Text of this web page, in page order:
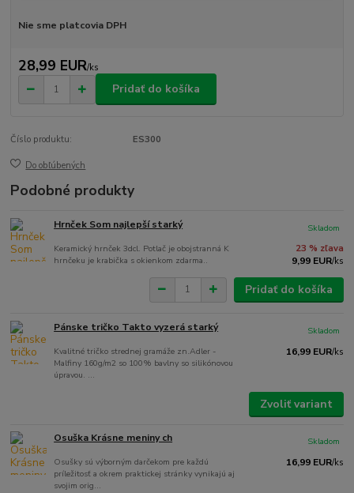
Nie sme platcovia DPH
28,99 EUR/ks
Pridať do košíka
Číslo produktu: ES300
Do obľúbených
Podobné produkty
Hrnček Som najlepší starký
Keramický hrnček 3dcl. Potlač je obojstranná K
hrnčeku je krabička s okienkom zdarma..
23 % zľava
9,99 EUR/ks
Skladom
Pridať do košíka
Pánske tričko Takto vyzerá starký
Kvalitné tričko strednej gramáže zn.Adler -
Malfiny 160g/m2 so 100% bavlny so silikónovou
úpravou. ...
16,99 EUR/ks
Skladom
Zvoliť variant
Osuška Krásne meniny ch
Osušky sú výborným darčekom pre každú
príležitosť a okrem praktickej stránky vynikajú aj
svojim orig...
16,99 EUR/ks
Skladom